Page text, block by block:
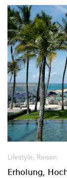
Wasser. Zwischen
im Wind,
zum Meer hin
Morne Brabant,
bekannten Berg
Sonne
Lifestyle, Reisen
Erholung,